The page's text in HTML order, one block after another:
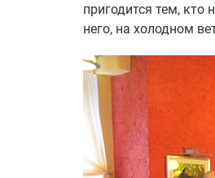
пригодится тем, кто
него, на холодном